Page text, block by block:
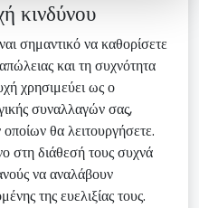
κινδύνου
σημαντικό να καθορίσετε
και τη συχνότητα
χρησιμεύει ως ο
συναλλαγών σας,
θα λειτουργήσετε.
στη διάθεσή τους συχνά
να αναλάβουν
της ευελιξίας τους.